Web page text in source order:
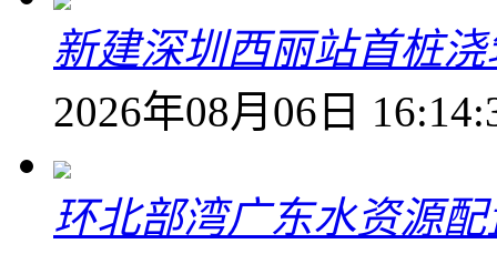
新建深圳西丽站首桩
2026年08月06日
环北部湾广东水资源